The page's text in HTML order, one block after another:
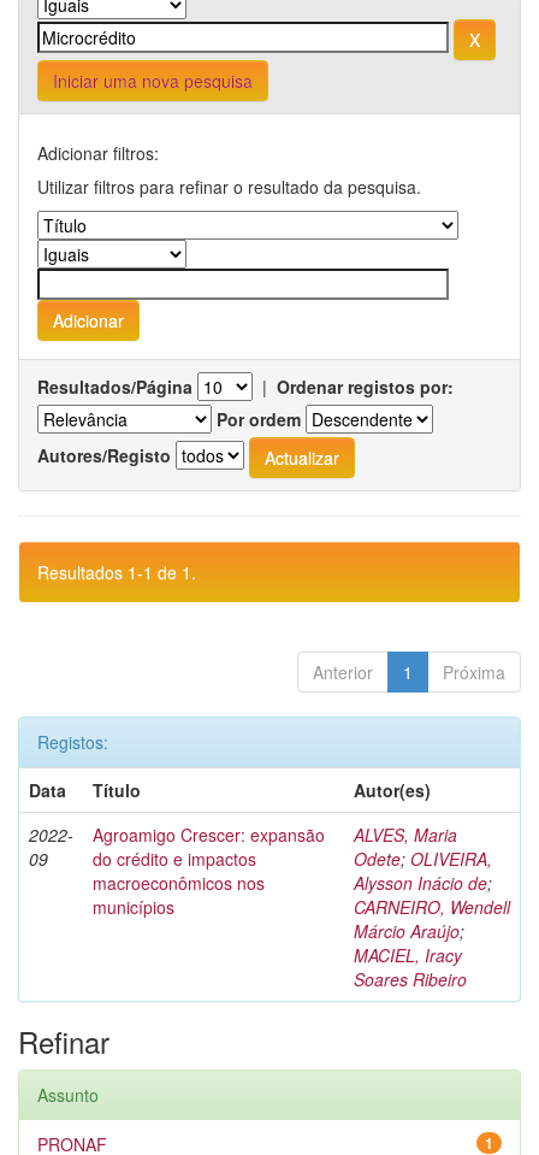
Iniciar uma nova pesquisa
Adicionar filtros:
Utilizar filtros para refinar o resultado da pesquisa.
Resultados/Página | Ordenar registos por:
Por ordem
Autores/Registo
Resultados 1-1 de 1.
Anterior 1 Próxima
Registos:
Data
Título
Autor(es)
2022-
09
Agroamigo Crescer: expansão
do crédito e impactos
macroeconômicos nos
municípios
ALVES, Maria
Odete; OLIVEIRA,
Alysson Inácio de;
CARNEIRO, Wendell
Márcio Araújo;
MACIEL, Iracy
Soares Ribeiro
Refinar
Assunto
1
PRONAF